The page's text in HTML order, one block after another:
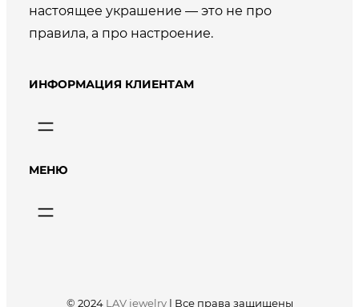
настоящее украшение — это не про
правила, а про настроение.
ИНФОРМАЦИЯ КЛИЕНТАМ
МЕНЮ
© 2024 LAV jewelry| Все права защищены